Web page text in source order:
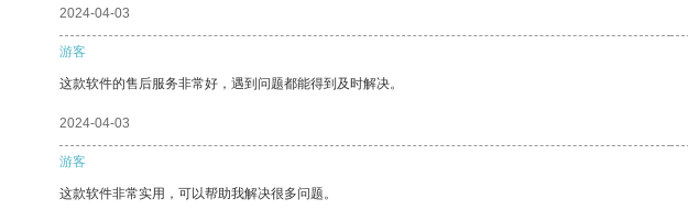
2024-04-03
游客
这款软件的售后服务非常好，遇到问题都能得到及时解决。
2024-04-03
游客
这款软件非常实用，可以帮助我解决很多问题。